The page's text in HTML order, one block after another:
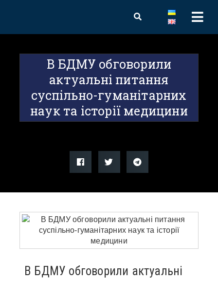
В БДМУ обговорили
актуальні питання
суспільно-гуманітарних
наук та історії медицини
В БДМУ обговорили актуальні